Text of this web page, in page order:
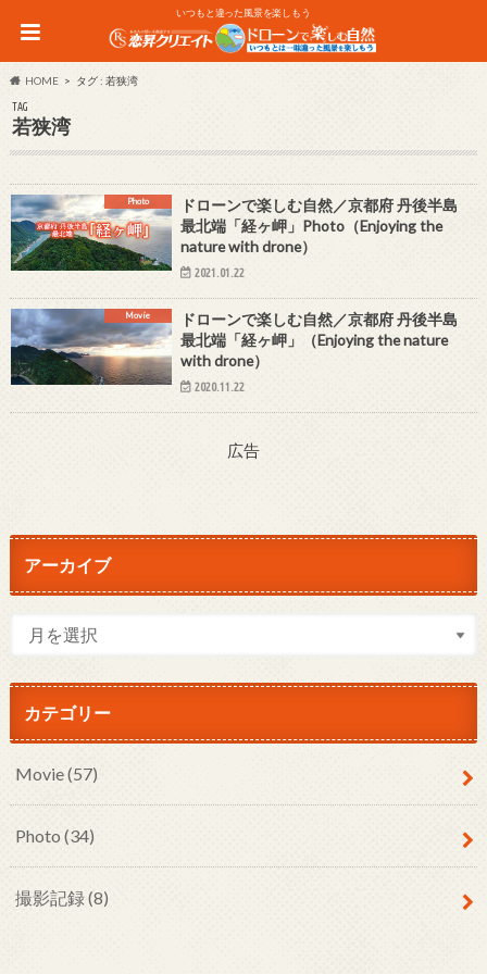
いつもと違った風景を楽しもう
HOME タグ : 若狭湾
TAG
若狭湾
Photo
ドローンで楽しむ自然／京都府 丹後半島
最北端「経ヶ岬」Photo（Enjoying the
nature with drone）
2021.01.22
Movie
ドローンで楽しむ自然／京都府 丹後半島
最北端「経ヶ岬」（Enjoying the nature
with drone）
2020.11.22
広告
アーカイブ
カテゴリー
Movie(57)
Photo (34)
撮影記録(8)